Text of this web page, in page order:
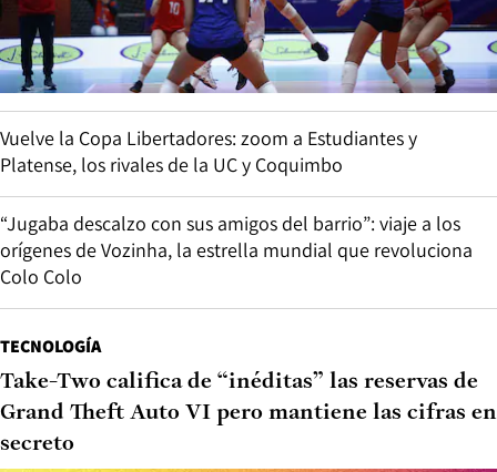
Vuelve la Copa Libertadores: zoom a Estudiantes y
Platense, los rivales de la UC y Coquimbo
“Jugaba descalzo con sus amigos del barrio”: viaje a los
orígenes de Vozinha, la estrella mundial que revoluciona
Colo Colo
TECNOLOGÍA
Take-Two califica de “inéditas” las reservas de
Grand Theft Auto VI pero mantiene las cifras en
secreto